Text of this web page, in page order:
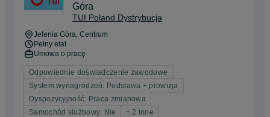
Góra
TUI Poland Dystrybucja
Jelenia Góra , Centrum
Pełny etat
Umowa o pracę
Odpowiednie doświadczenie zawodowe
System wynagrodzeń: Podstawa + prowizja
Dyspozycyjność: Praca zmianowa
Samochód służbowy: Nie
+ 2 inne